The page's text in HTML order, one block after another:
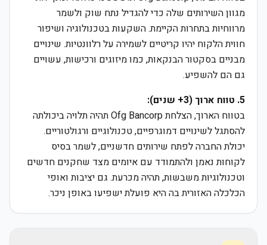
מגוון השירותים שלה כדי להגדיל נתח שוק ולשמר
מרווחיות בתחרות הקיימת. השקעות בטכנולוגיה ושיפור
חווית הלקוח יהיו קריטיים לשמירה על רלוונטיות. שינויים
מבניים בסקטור הבנקאות, כמו מיזוגים ורכישות, עשויים
גם הם להשפיע.
5. טווח ארוך (3+ שנים):
בטווח הארוך, הצלחת Ofg Bancorp תהיה תלויה ביכולתה
להסתגל לשינויים דמוגרפיים, טכנולוגיים ורגולטוריים.
יכולת החברה לפתח שירותים חדשניים, לשמר בסיס
לקוחות נאמן ולהתמודד עם איומים מצד שחקנים חדשים
וטכנולוגיות משבשות, תהיה מכרעת. גם יציבות ואופי
הכלכלה האזורית בה היא פועלת ישפיעו באופן ניכר.